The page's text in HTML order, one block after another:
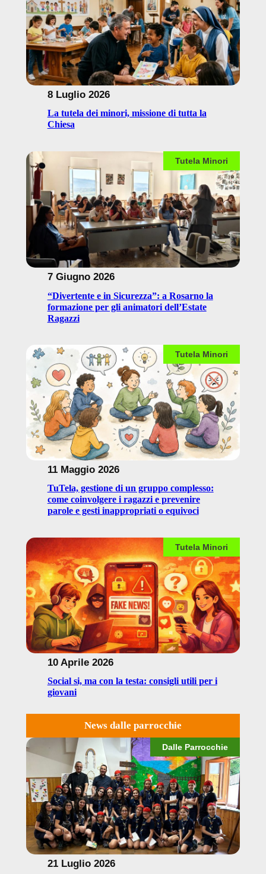
8 Luglio 2026
La tutela dei minori, missione di tutta la
Chiesa
Tutela Minori
7 Giugno 2026
“Divertente e in Sicurezza”: a Rosarno la
formazione per gli animatori dell’Estate
Ragazzi
Tutela Minori
11 Maggio 2026
TuTela, gestione di un gruppo complesso:
come coinvolgere i ragazzi e prevenire
parole e gesti inappropriati o equivoci
Tutela Minori
10 Aprile 2026
Social si, ma con la testa: consigli utili per i
giovani
News dalle parrocchie
Dalle Parrocchie
21 Luglio 2026